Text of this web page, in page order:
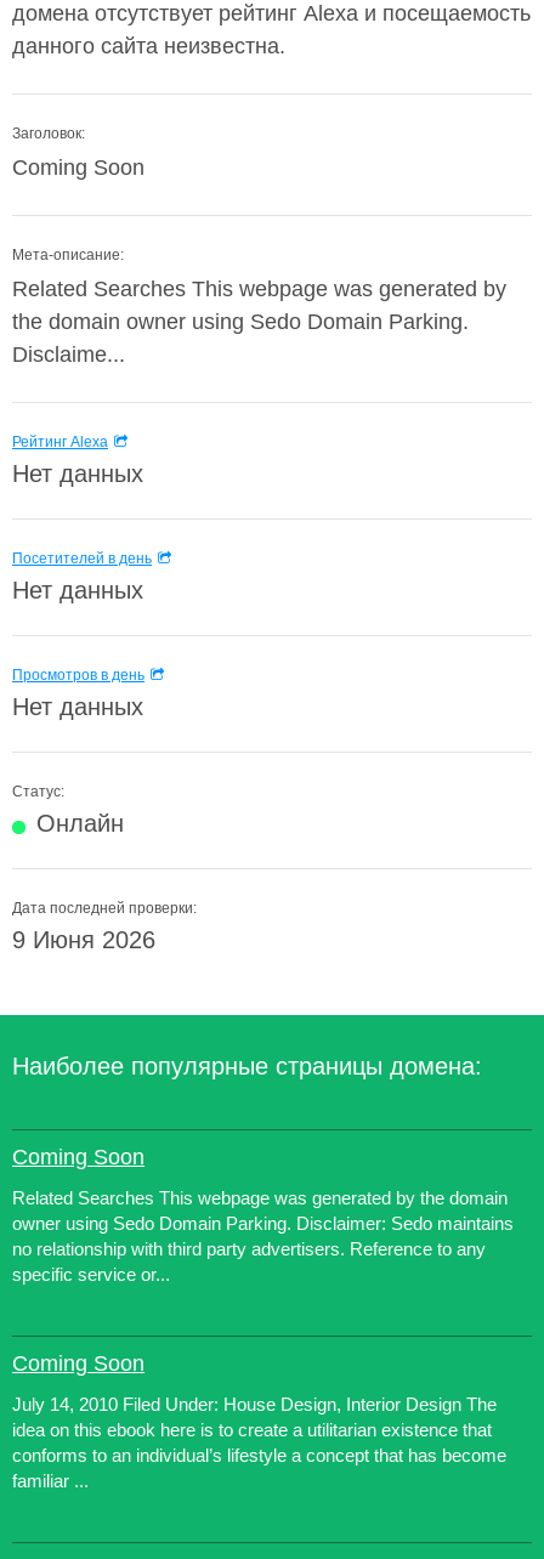
домена отсутствует рейтинг Alexa и посещаемость
данного сайта неизвестна.
Заголовок:
Coming Soon
Мета-описание:
Related Searches This webpage was generated by
the domain owner using Sedo Domain Parking.
Disclaime...
Рейтинг Alexa
Нет данных
Посетителей в день
Нет данных
Просмотров в день
Нет данных
Статус:
Онлайн
Дата последней проверки:
9 Июня 2026
Наиболее популярные страницы домена:
Coming Soon
Related Searches This webpage was generated by the domain
owner using Sedo Domain Parking. Disclaimer: Sedo maintains
no relationship with third party advertisers. Reference to any
specific service or...
Coming Soon
July 14, 2010 Filed Under: House Design, Interior Design The
idea on this ebook here is to create a utilitarian existence that
conforms to an individual’s lifestyle a concept that has become
familiar ...